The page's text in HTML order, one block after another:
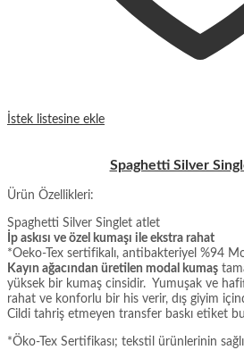
İstek listesine ekle
Spaghetti Silver
Ürün Özellikleri:
Spaghetti Silver Singlet atlet
İp askısı ve özel kumaşı ile ekstra rahat
*Oeko-Tex sertifikalı, antibakteriyel %94
Kayın ağacından üretilen modal kumaş
yüksek bir kumaş cinsidir. Yumuşak ve
rahat ve konforlu bir his verir, dış giyim
Cildi tahriş etmeyen transfer baskı etiket
*Öko-Tex Sertifikası; tekstil ürünlerinin